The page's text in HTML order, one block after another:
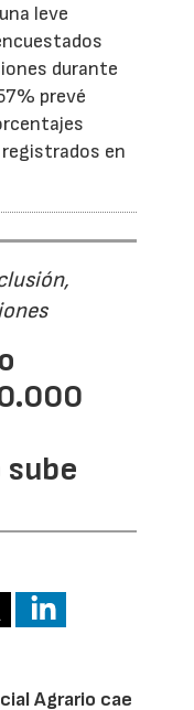
leve
durante
prevé
en
Agrario cae